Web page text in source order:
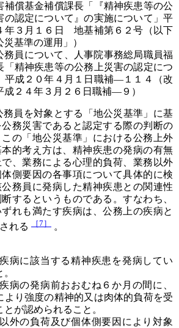
補償基金補償課長「『精神疾患等の公
の認定について』の実施について」平
年３月１６日 地基補第６２号（以下
災基準の運用」）
員について、人事院事務総局職員福
「精神疾患等の公務上災害の認定につ
平成２０年４月１日職補―１１４（改
成２４年３月２６日職補―９）
員を対象とする「地公災基準」に基
務災害であると認定する際の判断の
の「地公災基準」における公務上外
的考え方は、精神疾患の発病の有無
、業務による心理的負荷、業務以外
側要因の各事項について具体的に検
務員に発病した精神疾患との関連性
するというものである。すなわち、
れも満たす疾病は、公務上の疾病と
れる
［7］ 。
に該当する精神疾患を発病してい
の発病前おおむね６か月の間に、
より強度の精神的又は肉体的負荷を受
とが認められること。
の負荷及び個体側要因により対象